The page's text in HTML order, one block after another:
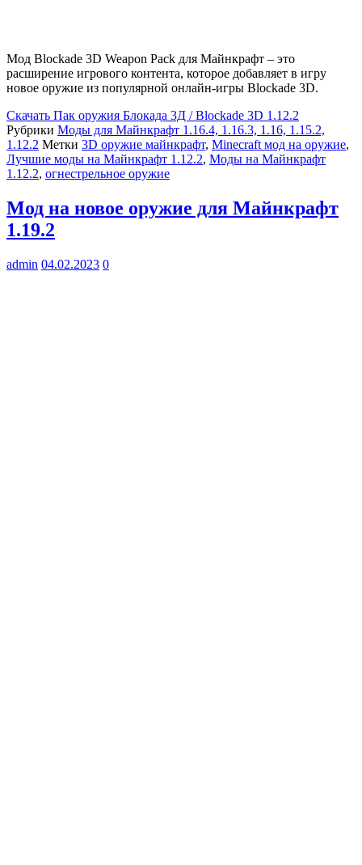
Мод Blockade 3D Weapon Pack для Майнкрафт – это
расширение игрового контента, которое добавляет в игру
новое оружие из популярной онлайн-игры Blockade 3D.
Скачать Пак оружия Блокада 3Д / Blockade 3D 1.12.2
Рубрики Моды для Майнкрафт 1.16.4, 1.16.3, 1.16, 1.15.2,
1.12.2 Метки 3D оружие майнкрафт, Minecraft мод на оружие,
Лучшие моды на Майнкрафт 1.12.2, Моды на Майнкрафт
1.12.2, огнестрельное оружие
Мод на новое оружие для Майнкрафт
1.19.2
admin 04.02.2023 0